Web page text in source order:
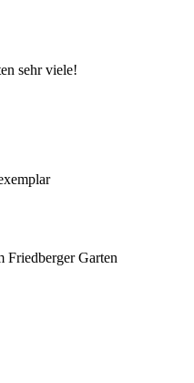
sehr viele!
Friedberger Garten